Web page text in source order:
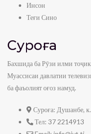
Инсон
Теғи Сино
Суроға
Бахшида ба Рӯзи илми
Муассисаи давлатии
ба фаъолият оғоз намуд.
Суроға: Душанбе,
Тел: 37 2214913